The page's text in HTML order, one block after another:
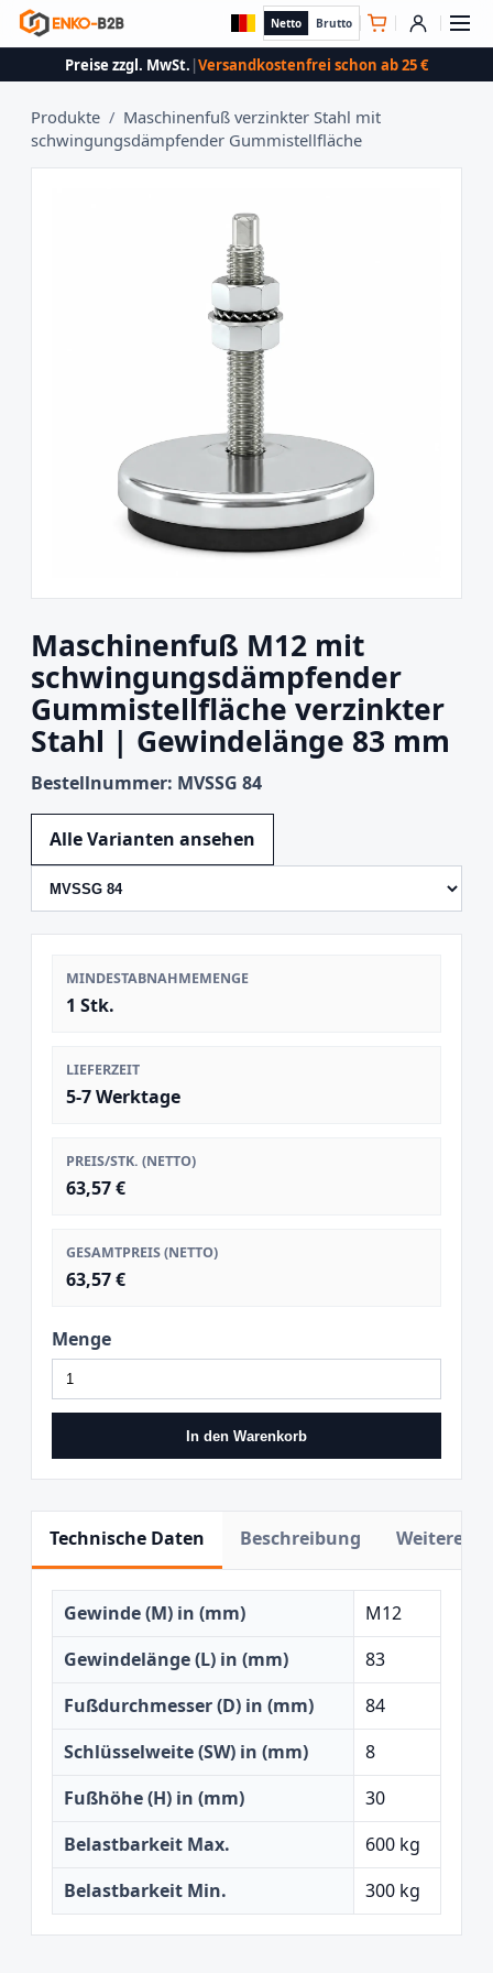
Netto Brutto
Preise zzgl. MwSt. |Versandkostenfrei schon ab 25 €
Produkte / Maschinenfuß verzinkter Stahl mit
schwingungsdämpfender Gummistellfläche
Maschinenfuß M12 mit
schwingungsdämpfender
Gummistellfläche verzinkter
Stahl | Gewindelänge 83 mm
Bestellnummer: MVSSG 84
Alle Varianten ansehen
MINDESTABNAHMEMENGE
1 Stk.
LIEFERZEIT
5-7 Werktage
PREIS/STK. (NETTO)
63,57 €
GESAMTPREIS (NETTO)
63,57 €
Menge
In den Warenkorb
Technische Daten Beschreibung Weitere
Gewinde (M) in (mm)
M12
Gewindelänge (L) in (mm)
83
Fußdurchmesser (D) in (mm)
84
Schlüsselweite (SW) in (mm)
8
Fußhöhe (H) in (mm)
30
Belastbarkeit Max.
600 kg
Belastbarkeit Min.
300 kg